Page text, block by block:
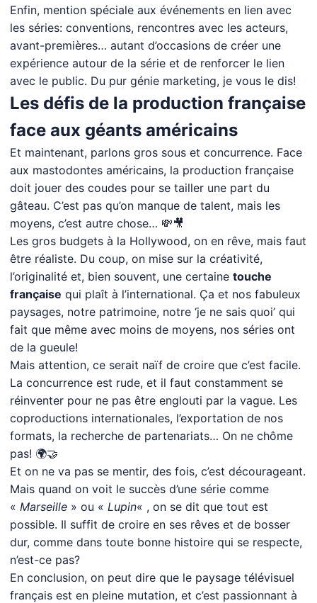
Enfin, mention spéciale aux événements en lien avec
les séries: conventions, rencontres avec les acteurs,
avant-premières… autant d’occasions de créer une
expérience autour de la série et de renforcer le lien
avec le public. Du pur génie marketing, je vous le dis!
Les défis de la production française
face aux géants américains
Et maintenant, parlons gros sous et concurrence. Face
aux mastodontes américains, la production française
doit jouer des coudes pour se tailler une part du
gâteau. C’est pas qu’on manque de talent, mais les
moyens, c’est autre chose… 💸🎥
Les gros budgets à la Hollywood, on en rêve, mais faut
être réaliste. Du coup, on mise sur la créativité,
l’originalité et, bien souvent, une certaine touche
française qui plaît à l’international. Ça et nos fabuleux
paysages, notre patrimoine, notre ‘je ne sais quoi’ qui
fait que même avec moins de moyens, nos séries ont
de la gueule!
Mais attention, ce serait naïf de croire que c’est facile.
La concurrence est rude, et il faut constamment se
réinventer pour ne pas être englouti par la vague. Les
coproductions internationales, l’exportation de nos
formats, la recherche de partenariats… On ne chôme
pas! 🌍🤝
Et on ne va pas se mentir, des fois, c’est décourageant.
Mais quand on voit le succès d’une série comme
« Marseille » ou « Lupin« , on se dit que tout est
possible. Il suffit de croire en ses rêves et de bosser
dur, comme dans toute bonne histoire qui se respecte,
n’est-ce pas?
En conclusion, on peut dire que le paysage télévisuel
français est en pleine mutation, et c’est passionnant à